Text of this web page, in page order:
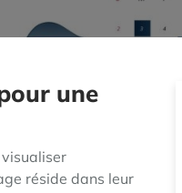
une
réside dans leur